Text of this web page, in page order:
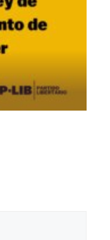
no pasa